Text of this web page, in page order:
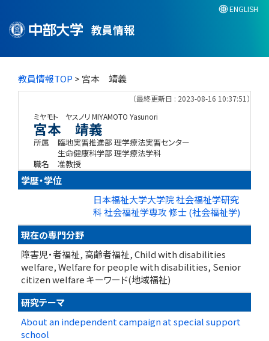
教員情報
ENGLISH
教員情報TOP > 宮本 靖義
（最終更新日 : 2023-08-16 10:37:51）
ミヤモト ヤスノリ MIYAMOTO Yasunori
宮本 靖義
所属
臨地実習推進部 理学療法実習センター
生命健康科学部 理学療法学科
職名
准教授
学歴・学位
日本福祉大学大学院 社会福祉学研究
科 社会福祉学専攻 修士 (社会福祉学)
現在の専門分野
障害児・者福祉, 高齢者福祉, Child with disabilities
welfare, Welfare for people with disabilities, Senior
citizen welfare キーワード(地域福祉)
研究テーマ
About an independent campaign at special support
school